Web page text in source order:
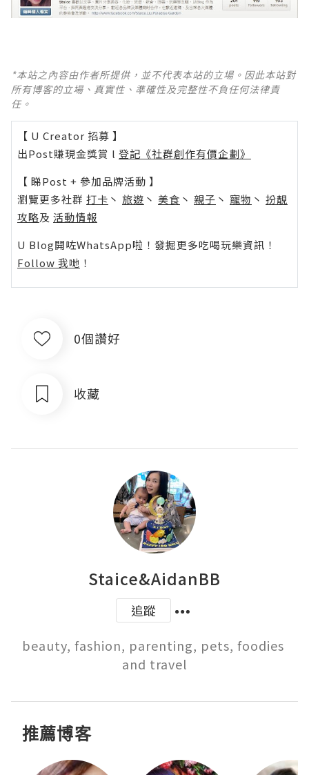
*本站之內容由作者所提供，並不代表本站的立場。因此本站對
所有博客的立場、真實性、準確性及完整性不負任何法律責
任。
【 U Creator 招募 】
出Post賺現金獎賞 l 登記《社群創作有價企劃》
【 睇Post + 參加品牌活動 】
瀏覽更多社群 打卡 丶 旅遊 丶 美食 丶 親子 丶 寵物 丶 扮靚
攻略及 活動情報
U Blog開咗WhatsApp啦！發掘更多吃喝玩樂資訊！
Follow 我哋 ！
0個讚好
收藏
Staice&AidanBB
追蹤
beauty, fashion, parenting, pets, foodies
and travel
推薦博客